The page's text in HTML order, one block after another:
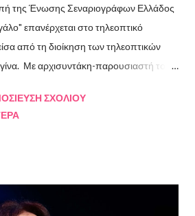
της Ένωσης Σεναριογράφων Ελλάδος
επανέρχεται στο τηλεοπτικό
από τη διοίκηση των τηλεοπτικών
Με αρχισυντάκη-παρουσιαστή τον
από τις 3 Αυγούστου και κάθε Σάββατο
εκπομπή τίμησαν ο πρώην
ΣΧΟΛΊΟΥ